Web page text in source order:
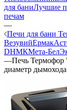
для баниЛучшие
печам
—
Печи для бани
ВезувийЕрмак
DНМКМета-Бел
—Печь Термофор
диаметр